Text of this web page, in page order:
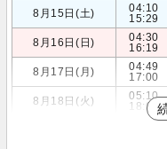
8月15日(土)
04:10
15:29
8月16日(日)
04:30
16:19
8月17日(月)
04:49
17:00
8月18日(火)
05:10
18:00